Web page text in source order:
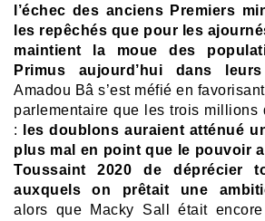
l’échec des anciens Premiers
les repêchés que pour les
maintient la moue des
Primus aujourd’hui dans
Amadou Bâ s’est méfié en
parlementaire que les trois millions
:
les doublons auraient atténué
plus mal en point que le pouvoir
Toussaint 2020 de déprécier
auxquels on prêtait une
alors que Macky Sall était